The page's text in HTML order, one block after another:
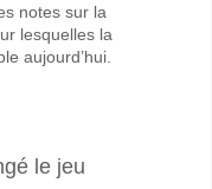
dans le match AD
un pourcentage de 63%.
entre AD Ceuta v
notes sur la
lesquelles la
aujourd’hui.
le jeu